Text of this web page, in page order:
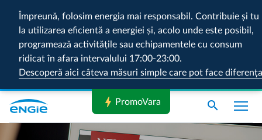
Împreună, folosim energia mai responsabil. Contribuie și tu
la utilizarea eficientă a energiei și, acolo unde este posibil,
programează activitățile sau echipamentele cu consum
ridicat în afara intervalului 17:00-23:00.
Descoperă aici câteva măsuri simple care pot face diferența
search
bolt PromoVara